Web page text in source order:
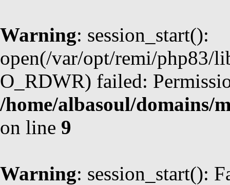
Warning: session_start():
open(/var/opt/remi/php83/
O_RDWR) failed:
/home/albasoul/domains/
on line 9
Warning: session_start():